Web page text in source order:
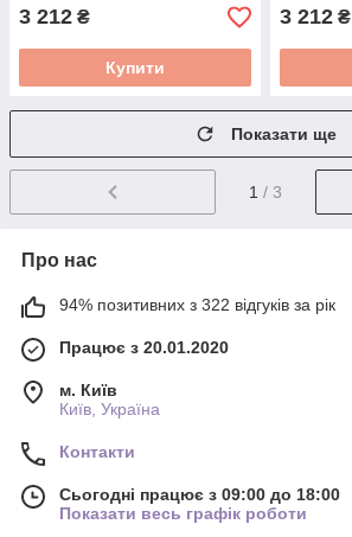
3 212 ₴
Купити
3 212 ₴
Показати ще
1 / 3
Про нас
94% позитивних з 322 відгуків за рік
Працює з 20.01.2020
м. Київ
Київ, Україна
Контакти
Сьогодні працює з 09:00 до 18:00
Показати весь графік роботи